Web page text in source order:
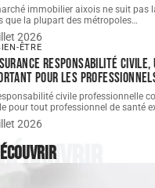
immobilier aixois ne suit pas
que la plupart des métropoles…
2026
ÊTRE
responsabilité
pour les
civile professionnelle
pour tout professionnel de santé
2026